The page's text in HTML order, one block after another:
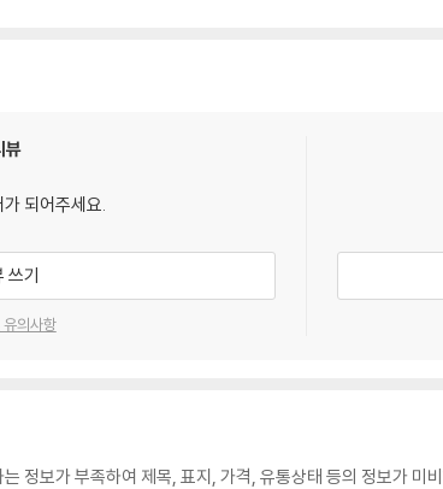
뷰
되어주세요.
쓰기
의사항
정보가 부족하여 제목, 표지, 가격, 유통상태 등의 정보가 미